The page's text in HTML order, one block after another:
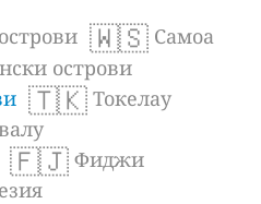
🇼🇸 Самоа
острови
🇹🇰 Токелау
🇫🇯 Фиджи